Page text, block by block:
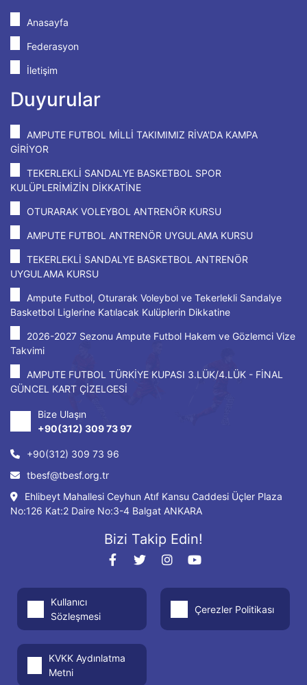
Anasayfa
Federasyon
İletişim
Duyurular
AMPUTE FUTBOL MİLLİ TAKIMIMIZ RİVA'DA KAMPA
GİRİYOR
TEKERLEKLİ SANDALYE BASKETBOL SPOR
KULÜPLERİMİZİN DİKKATİNE
OTURARAK VOLEYBOL ANTRENÖR KURSU
AMPUTE FUTBOL ANTRENÖR UYGULAMA KURSU
TEKERLEKLİ SANDALYE BASKETBOL ANTRENÖR
UYGULAMA KURSU
Ampute Futbol, Oturarak Voleybol ve Tekerlekli Sandalye
Basketbol Liglerine Katılacak Kulüplerin Dikkatine
2026-2027 Sezonu Ampute Futbol Hakem ve Gözlemci Vize
Takvimi
AMPUTE FUTBOL TÜRKİYE KUPASI 3.LÜK/4.LÜK - FİNAL
GÜNCEL KART ÇİZELGESİ
Bize Ulaşın
+90(312) 309 73 97
+90(312) 309 73 96
tbesf@tbesf.org.tr
Ehlibeyt Mahallesi Ceyhun Atıf Kansu Caddesi Üçler Plaza
No:126 Kat:2 Daire No:3-4 Balgat ANKARA
Bizi Takip Edin!
Kullanıcı
Sözleşmesi
Çerezler Politikası
KVKK Aydınlatma
Metni